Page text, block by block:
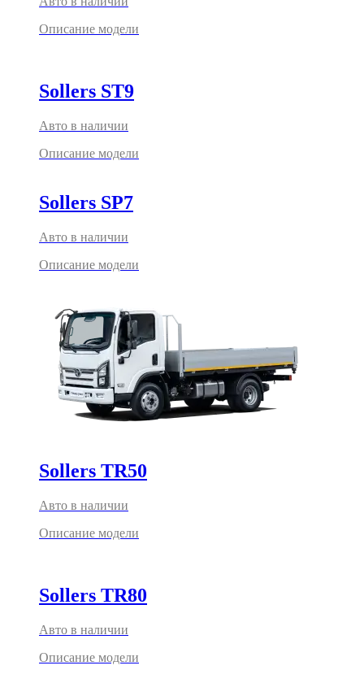
Описание модели
Sollers ST9
Авто в наличии
Описание модели
Sollers SP7
Авто в наличии
Описание модели
Sollers TR50
Авто в наличии
Описание модели
Sollers TR80
Авто в наличии
Описание модели